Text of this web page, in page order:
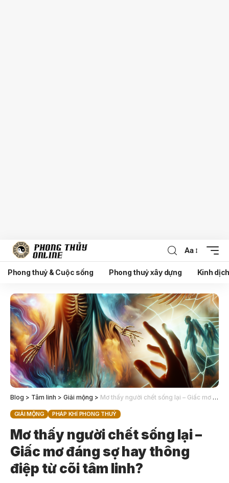
Aa
Phong thuỷ & Cuộc sống Phong thuỷ xây dựng Kinh
Blog > Tâm linh > Giải mộng > Mơ thấy người chết sống lại – Giấc mơ đáng sợ hay thông điệp từ cõi tâm linh?
GIẢI MỘNG PHÁP KHÍ PHONG THUỶ
Mơ thấy người chết sống lại –
Giấc mơ đáng sợ hay thông
điệp từ cõi tâm linh?